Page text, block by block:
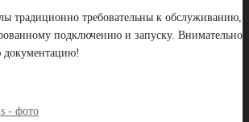
традиционно требовательны к обслуживанию,
подключению и запуску. Внимательно
документацию!